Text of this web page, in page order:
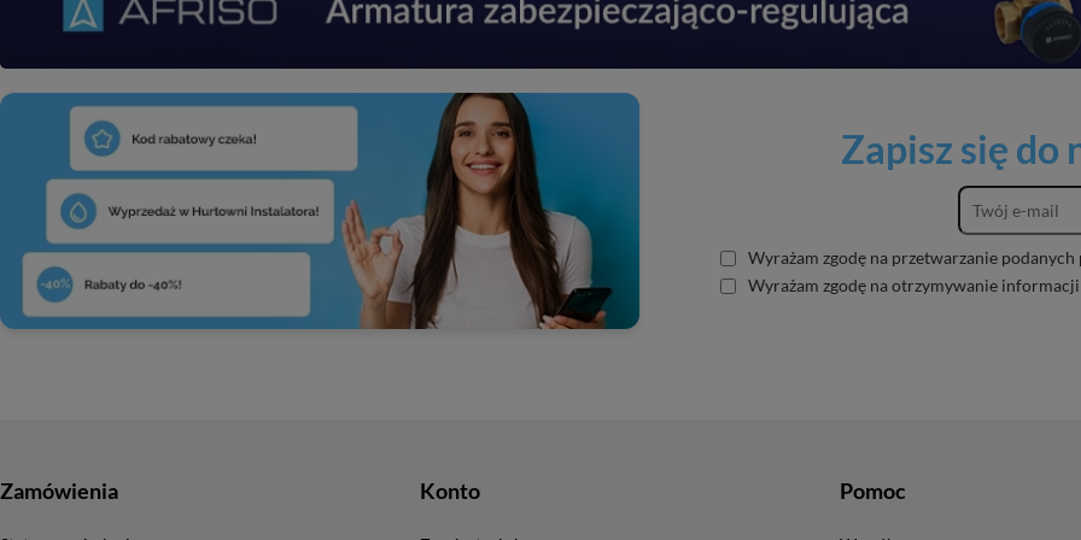
Zapisz się do
Wyrażam zgodę na przetwarzanie
Wyrażam zgodę na otrzymywanie
Zamówienia Konto Pomoc